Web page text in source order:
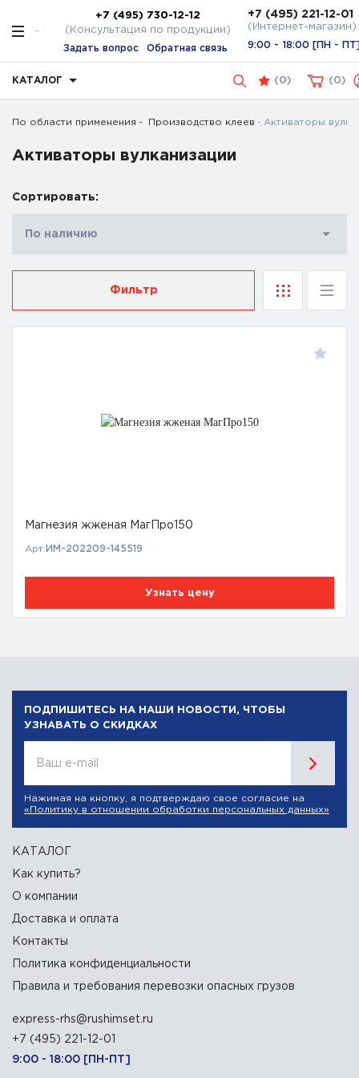
+7 (495) 730-12-12
(Консультация по продукции)
Задать вопрос Обратная связь
+7 (495) 221-12-01
(Интернет-магазин)
9:00 - 18:00 [ПН -
КАТАЛОГ (0) 0
По области применения Производство клеев Активаторы
Активаторы вулканизации
Сортировать:
По наличию
Фильтр
Магнезия жженая МагПро150
Арт: ИМ-202209-145519
Узнать цену
ПОДПИШИТЕСЬ НА НАШИ НОВОСТИ, ЧТОБЫ
УЗНАВАТЬ О СКИДКАХ
Ваш e-mail
Нажимая на кнопку, я подтверждаю свое согласие на
«Политику в отношении обработки персональных данных»
КАТАЛОГ
Как купить?
О компании
Доставка и оплата
Контакты
Политика конфиденциальности
Правила и требования перевозки опасных грузов
express-rhs@rushimset.ru
+7 (495) 221-12-01
9:00 - 18:00 [ПН-ПТ]